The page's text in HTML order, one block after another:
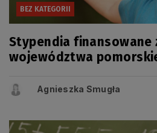
BEZ KATEGORII
Stypendia finansowane
województwa
Agnieszka Smugła